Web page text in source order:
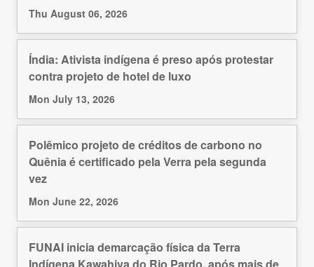
Thu August 06, 2026
Índia: Ativista indígena é preso após protestar
contra projeto de hotel de luxo
Mon July 13, 2026
Polêmico projeto de créditos de carbono no
Quênia é certificado pela Verra pela segunda
vez
Mon June 22, 2026
FUNAI inicia demarcação física da Terra